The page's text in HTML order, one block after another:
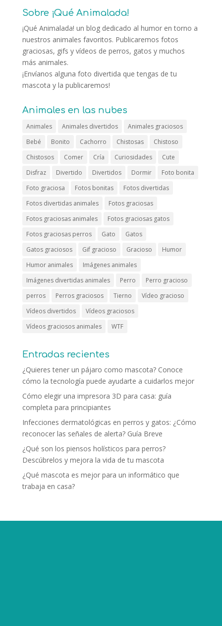
Sobre ¡Qué Animalada!
¡Qué Animalada! un blog dedicado al humor en torno a
nuestros animales favoritos. Publicaremos fotos
graciosas, gifs y vídeos de perros, gatos y muchos
más animales.
¡Envíanos alguna foto divertida que tengas de tu
mascota y la publicaremos!
Animales en las nubes
Animales Animales divertidos
Animales graciosos
Bebé
Bonito Cachorro Chistosas
Chistoso
Chistosos
Comer Cría Curiosidades
Cute
Disfraz
Divertido Divertidos Dormir
Foto bonita
Foto graciosa
Fotos bonitas
Fotos divertidas
Fotos divertidas animales
Fotos graciosas
Fotos graciosas animales
Fotos graciosas gatos
Fotos graciosas perros
Gato
Gatos
Gatos graciosos
Gif gracioso Gracioso
Humor
Humor animales
Imágenes animales
Imágenes divertidas animales
Perro
Perro gracioso
perros
Perros graciosos Tierno
Vídeo gracioso
Vídeos divertidos
Vídeos graciosos
Vídeos graciosos animales
WTF
Entradas recientes
¿Quieres tener un pájaro como mascota? Conoce
cómo la tecnología puede ayudarte a cuidarlos mejor
Cómo elegir una impresora 3D para casa: guía
completa para principiantes
Infecciones dermatológicas en perros y gatos: ¿Cómo
reconocer las señales de alerta? Guía Breve
¿Qué son los piensos holísticos para perros?
Descúbrelos y mejora la vida de tu mascota
¿Qué mascota es mejor para un informático que
trabaja en casa?